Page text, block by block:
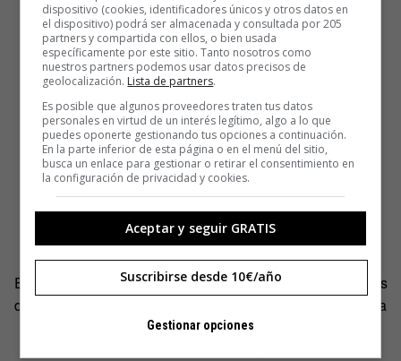
Esta idea fue ganando terreno durante las últimas décadas
del siglo XX. Pero en 2009 fue seriamente cuestionada. La
Premio Nobel de Economía de ese año, Elinor Ostrom,
dispositivo (cookies, identificadores únicos y otros datos en
el dispositivo) podrá ser almacenada y consultada por 205
partners y compartida con ellos, o bien usada
específicamente por este sitio. Tanto nosotros como
nuestros partners podemos usar datos precisos de
geolocalización. Lista de partners.
Es posible que algunos proveedores traten tus datos
personales en virtud de un interés legítimo, algo a lo que
puedes oponerte gestionando tus opciones a continuación.
En la parte inferior de esta página o en el menú del sitio,
busca un enlace para gestionar o retirar el consentimiento en
la configuración de privacidad y cookies.
Aceptar y seguir GRATIS
Suscribirse desde 10€/año
Gestionar opciones